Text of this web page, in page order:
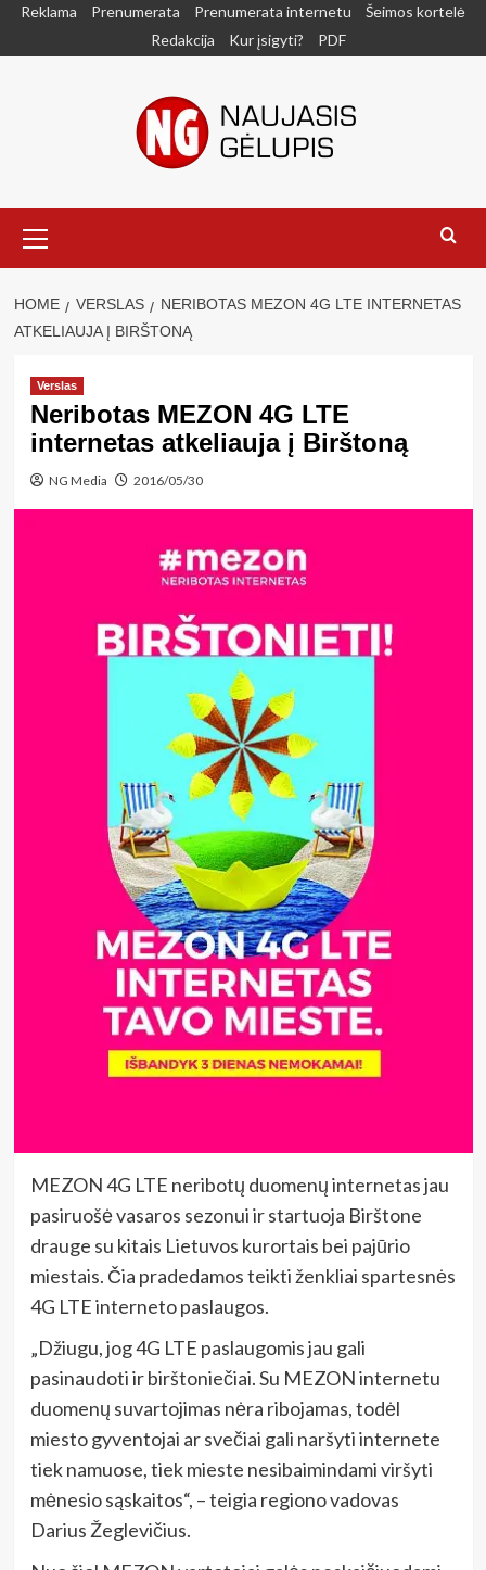
SkipReklama Prenumerata Prenumerata internetu
Šeimos kortelė
Redakcija
Kur įsigyti? PDF
Menu
HOME VERSLAS
NERIBOTAS MEZON 4G LTE INTERNETAS
ATKELIAUJA Į BIRŠTONĄ
Verslas
Neribotas MEZON 4G LTE
internetas atkeliauja į Birštoną
NG Media 2016/05/30
MEZON 4G LTE neribotų duomenų internetas jau
pasiruošė vasaros sezonui ir startuoja Birštone
drauge su kitais Lietuvos kurortais bei pajūrio
miestais. Čia pradedamos teikti ženkliai spartesnės
4G LTE interneto paslaugos.
„Džiugu, jog 4G LTE paslaugomis jau gali
pasinaudoti ir birštoniečiai. Su MEZON internetu
duomenų suvartojimas nėra ribojamas, todėl
miesto gyventojai ar svečiai gali naršyti internete
tiek namuose, tiek mieste nesibaimindami viršyti
mėnesio sąskaitos“, – teigia regiono vadovas
Darius Žeglevičius.